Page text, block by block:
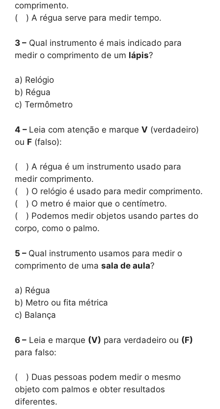
comprimento.
( ) A régua serve para medir tempo.
3 – Qual instrumento é mais indicado para
medir o comprimento de um lápis?
a) Relógio
b) Régua
c) Termômetro
4 – Leia com atenção e marque V (verdadeiro)
ou F (falso):
( ) A régua é um instrumento usado para
medir comprimento.
( ) O relógio é usado para medir comprimento.
( ) O metro é maior que o centímetro.
( ) Podemos medir objetos usando partes do
corpo, como o palmo.
5 – Qual instrumento usamos para medir o
comprimento de uma sala de aula?
a) Régua
b) Metro ou fita métrica
c) Balança
6 – Leia e marque (V) para verdadeiro ou (F)
para falso:
( ) Duas pessoas podem medir o mesmo
objeto com palmos e obter resultados
diferentes.